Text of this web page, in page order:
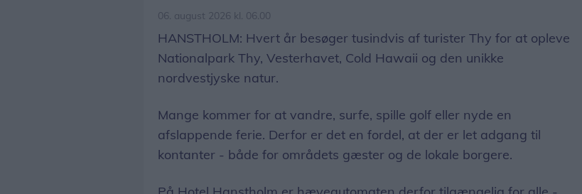
06. august 2026 kl. 06.00
HANSTHOLM: Hvert år besøger tusindvis af turister Thy for at opleve
Nationalpark Thy, Vesterhavet, Cold Hawaii og den unikke
nordvestjyske natur.
Mange kommer for at vandre, surfe, spille golf eller nyde en
afslappende ferie. Derfor er det en fordel, at der er let adgang til
kontanter - både for områdets gæster og de lokale borgere.